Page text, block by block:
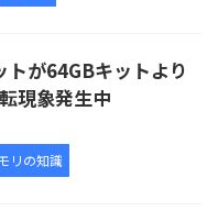
トが64GBキットより
現象発生中
リの知識